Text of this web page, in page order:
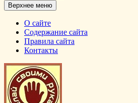
Верхнее меню
О сайте
Содержание сайта
Правила сайта
Контакты